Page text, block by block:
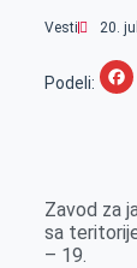
Vesti 20.
Podeli:
Zavod za
sa
– 19.